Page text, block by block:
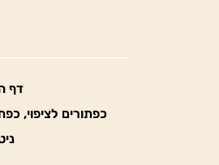
דף
כפתורים לציפוי,